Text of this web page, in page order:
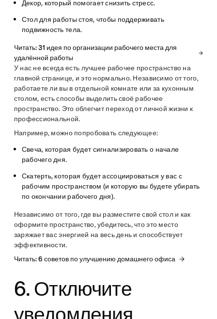
Декор, который помогает снизить стресс.
Стол для работы стоя, чтобы поддерживать
подвижность тела.
Читать: 31 идея по организации рабочего места для
удалённой работы
У нас не всегда есть лучшее рабочее пространство на
главной странице, и это нормально. Независимо от того,
работаете ли вы в отдельной комнате или за кухонным
столом, есть способы выделить своё рабочее
пространство. Это облегчит переход от личной жизни к
профессиональной.
Например, можно попробовать следующее:
Свеча, которая будет сигнализировать о начале
рабочего дня.
Скатерть, которая будет ассоциироваться у вас с
рабочим пространством (и которую вы будете убирать
по окончании рабочего дня).
Независимо от того, где вы разместите свой стол и как
оформите пространство, убедитесь, что это место
заряжает вас энергией на весь день и способствует
эффективности.
Читать: 6 советов по улучшению домашнего офиса
6. Отключите
уведомления